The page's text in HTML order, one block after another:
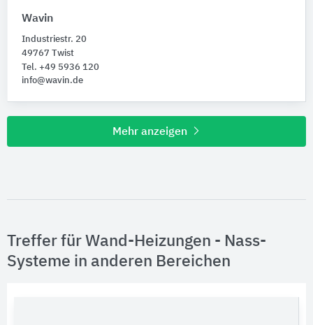
Wavin
Industriestr. 20
49767 Twist
Tel. +49 5936 120
info@wavin.de
Mehr anzeigen
Treffer für Wand-Heizungen - Nass-
Systeme in anderen Bereichen